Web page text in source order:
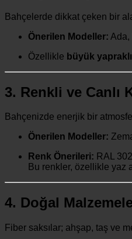
Bahçelerde dikkat çeken bir
Önerilen Modeller: Ada,
Özellikle büyük
3. Renkli ve Canlı
Bahçenizde enerjik bir
Önerilen Modeller:
Renk Önerileri: RAL
Bu renkler, özellikle yaz
4. Doğal
Fiber saksılar; ahşap, taş ve